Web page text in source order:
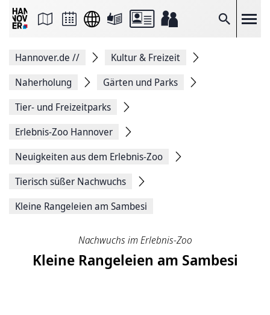
Suche
Seite
Facebook
teilen
Seitenlink
Seite
Hannover.de //
Kultur & Freizeit
Naherholung
Gärten und Parks
Tier- und Freizeitparks
Erlebnis-Zoo Hannover
Neuigkeiten aus dem Erlebnis-Zoo
Tierisch süßer Nachwuchs
Kleine Rangeleien am Sambesi
Nachwuchs im Erlebnis-Zoo
Kleine Rangeleien am Sambesi